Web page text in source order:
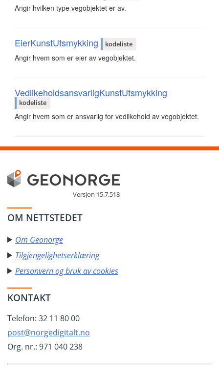
Angir hvilken type vegobjektet er av.
EierKunstUtsmykking kodeliste
Angir hvem som er eier av vegobjektet.
VedlikeholdsansvarligKunstUtsmykking
kodeliste
Angir hvem som er ansvarlig for vedlikehold av vegobjektet.